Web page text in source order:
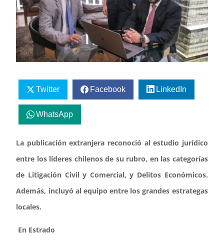
Twitter Facebook LinkedIn
WhatsApp
La publicación extranjera reconoció al estudio jurídico
entre los líderes chilenos de su rubro, en las categorías
de Litigación Civil y Comercial, y Delitos Económicos.
Además, incluyó al equipo entre los grandes estrategas
locales.
En Estrado